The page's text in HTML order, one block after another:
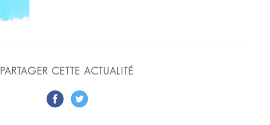
PARTAGER CETTE ACTUALITÉ